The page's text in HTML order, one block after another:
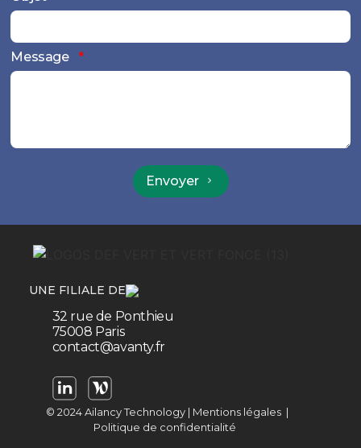
Message
Envoyer
UNE FILIALE DE
32 rue de Ponthieu
75008 Paris
contact@avanty.fr
© 2024 Ailancy Technology | Mentions légales |
Politique de confidentialité